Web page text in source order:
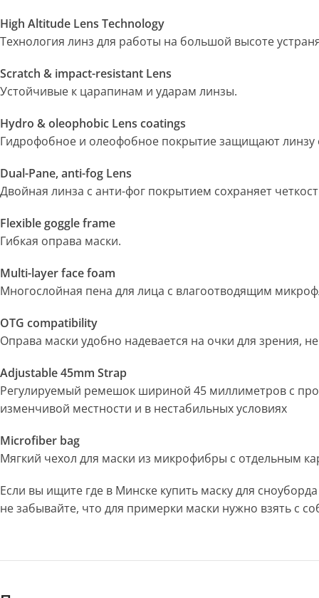
High Altitude Lens Technology
Технология линз для работы на большой высоте
Scratch & impact-resistant Lens
Устойчивые к царапинам и ударам линзы.
Hydro & oleophobic Lens coatings
Гидрофобное и олеофобное покрытие защищают линзу
Dual-Pane, anti-fog Lens
Двойная линза с анти-фог покрытием сохраняет
Flexible goggle frame
Гибкая оправа маски.
Multi-layer face foam
Многослойная пена для лица с влагоотводящим
OTG compatibility
Оправа маски удобно надевается на очки для зрения,
Adjustable 45mm Strap
Регулируемый ремешок шириной 45 миллиметров с
изменчивой местности и в нестабильных условиях
Microfiber bag
Мягкий чехол для маски из микрофибры с отдельным
Если вы ищите где в Минске купить маску для
не забывайте, что для примерки маски нужно взять с